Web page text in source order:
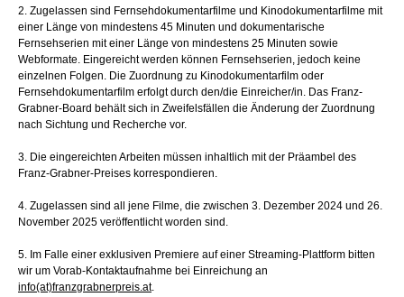
2. Zugelassen sind Fernsehdokumentarfilme und Kinodokumentarfilme mit
einer Länge von mindestens 45 Minuten und dokumentarische
Fernsehserien mit einer Länge von mindestens 25 Minuten sowie
Webformate. Eingereicht werden können Fernsehserien, jedoch keine
einzelnen Folgen. Die Zuordnung zu Kinodokumentarfilm oder
Fernsehdokumentarfilm erfolgt durch den/die Einreicher/in. Das Franz-
Grabner-Board behält sich in Zweifelsfällen die Änderung der Zuordnung
nach Sichtung und Recherche vor.
3. Die eingereichten Arbeiten müssen inhaltlich mit der Präambel des
Franz-Grabner-Preises korrespondieren.
4. Zugelassen sind all jene Filme, die zwischen 3. Dezember 2024 und 26.
November 2025 veröffentlicht worden sind.
5. Im Falle einer exklusiven Premiere auf einer Streaming-Plattform bitten
wir um Vorab-Kontaktaufnahme bei Einreichung an
info(at)franzgrabnerpreis.at.